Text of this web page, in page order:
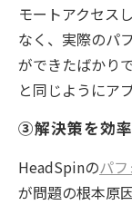
モートアクセス
なく、実際のパ
ができたばかり
と同じようにア
③解決策を効
HeadSpinのパ
が問題の根本原